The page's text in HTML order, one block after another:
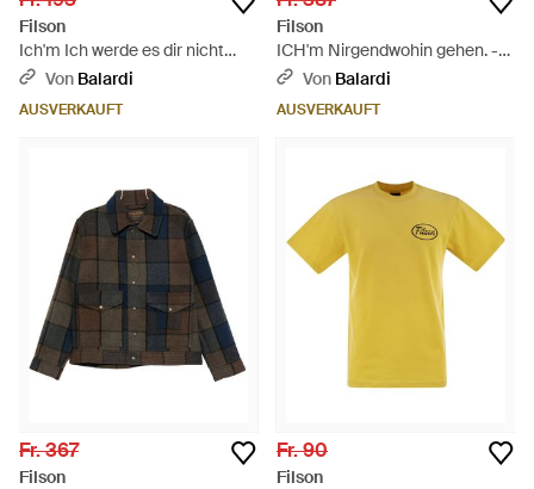
Filson
Ich'm Ich werde es dir nicht
sagen. - Schwarz
Von Balardi
AUSVERKAUFT
Filson
ICH'm Nirgendwohin gehen. -
Braun
Von Balardi
AUSVERKAUFT
Fr. 367
Filson
Fr. 90
Filson